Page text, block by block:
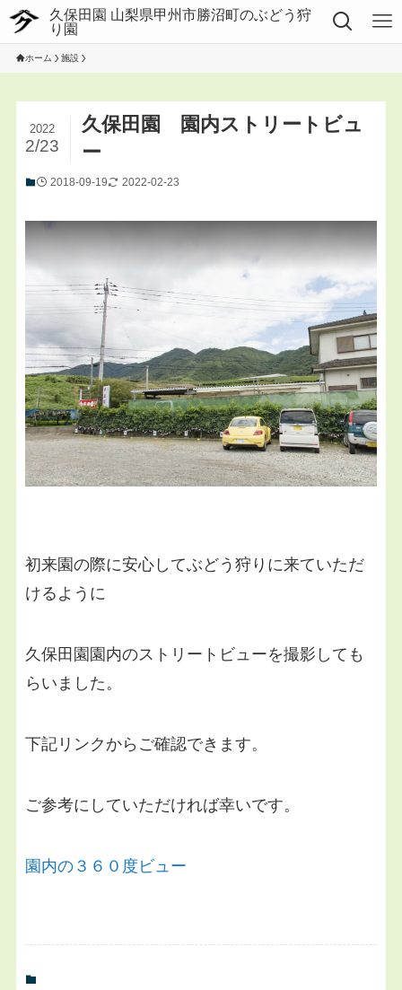
ホーム 施設
久保田園 園内ストリートビュ
ー
2022
2/23
2018-09-19 2022-02-23
初来園の際に安心してぶどう狩りに来ていただ
けるように
久保田園園内のストリートビューを撮影しても
らいました。
下記リンクからご確認できます。
ご参考にしていただければ幸いです。
園内の３６０度ビュー